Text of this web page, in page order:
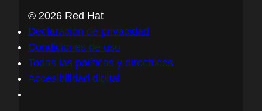
© 2026 Red Hat
Declaración de privacidad
Condiciones de uso
Todas las políticas y directrices
Accesibilidad digital